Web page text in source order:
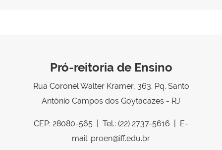
Pró-reitoria de Ensino
Rua Coronel Walter Kramer, 363. Pq. Santo
Antônio Campos dos Goytacazes - RJ
CEP: 28080-565 | Tel.: (22) 2737-5616 | E-
mail: proen@iff.edu.br